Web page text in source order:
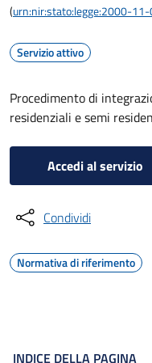
(urn:nir:stato:legge:2000-
Servizio attivo
Procedimento di
residenziali e semi
Accedi al servizio
Condividi
Normativa di riferimento
INDICE DELLA PAGINA